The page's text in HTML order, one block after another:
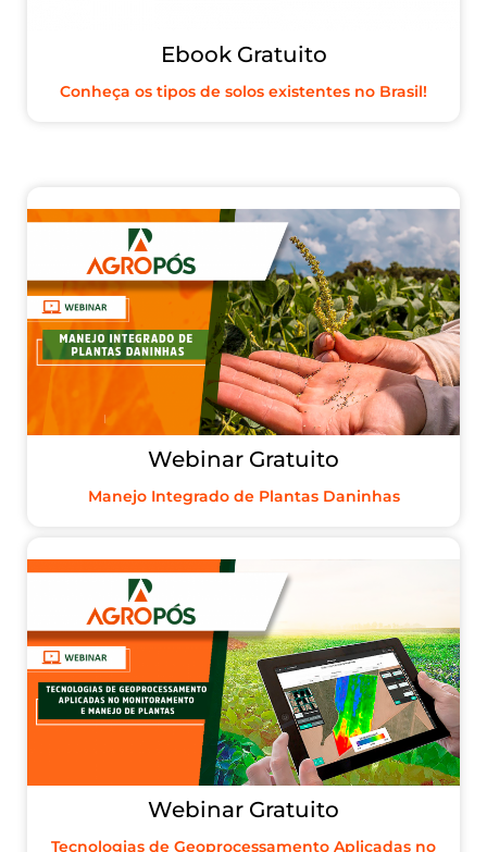
Ebook Gratuito
Conheça os tipos de solos existentes no Brasil!
Webinar Gratuito
Manejo Integrado de Plantas Daninhas
Webinar Gratuito
Tecnologias de Geoprocessamento Aplicadas no